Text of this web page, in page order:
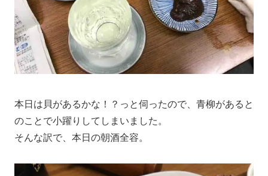
本日は貝があるかな！？っと伺ったので、青柳があると
のことで小躍りしてしまいました。
そんな訳で、本日の朝酒全容。